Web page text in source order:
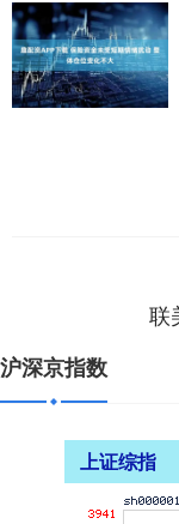
联
沪深京指数
上证综指